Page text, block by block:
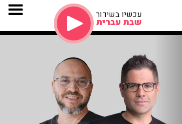
עכשיו בשידור
שבת עברית